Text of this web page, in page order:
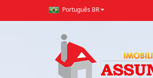
Português BR